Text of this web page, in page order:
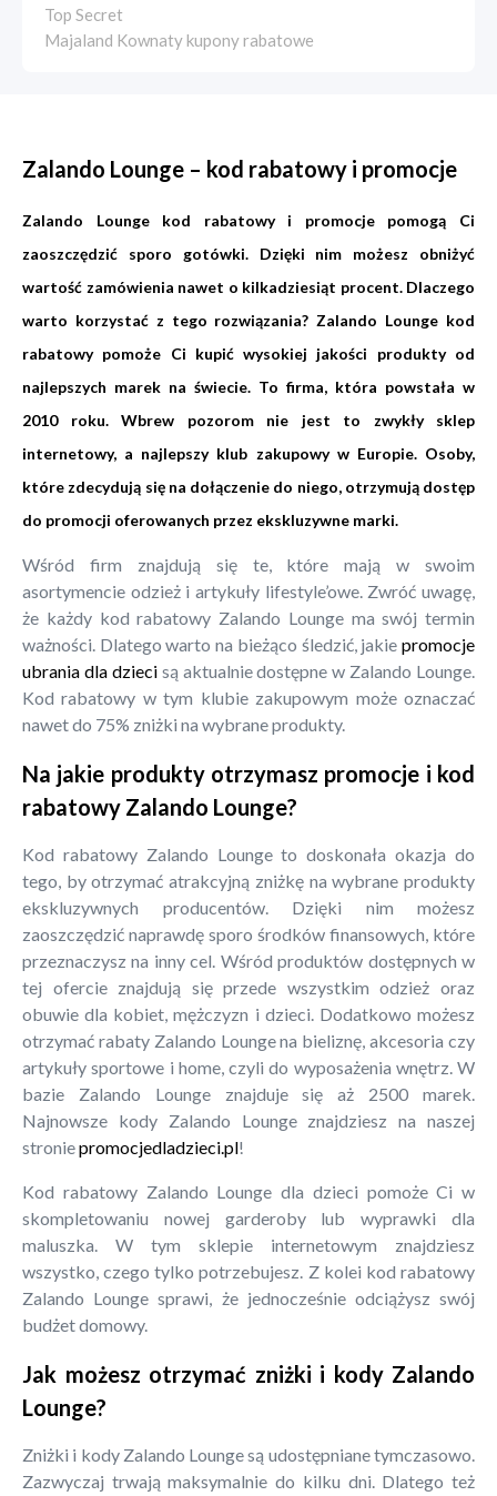
Top Secret
Majaland Kownaty kupony rabatowe
Zalando Lounge – kod rabatowy i promocje
Zalando Lounge kod rabatowy i promocje pomogą Ci
zaoszczędzić sporo gotówki. Dzięki nim możesz obniżyć
wartość zamówienia nawet o kilkadziesiąt procent. Dlaczego
warto korzystać z tego rozwiązania? Zalando Lounge kod
rabatowy pomoże Ci kupić wysokiej jakości produkty od
najlepszych marek na świecie. To firma, która powstała w
2010 roku. Wbrew pozorom nie jest to zwykły sklep
internetowy, a najlepszy klub zakupowy w Europie. Osoby,
które zdecydują się na dołączenie do niego, otrzymują dostęp
do promocji oferowanych przez ekskluzywne marki.
Wśród firm znajdują się te, które mają w swoim
asortymencie odzież i artykuły lifestyle’owe. Zwróć uwagę,
że każdy kod rabatowy Zalando Lounge ma swój termin
ważności. Dlatego warto na bieżąco śledzić, jakie promocje
ubrania dla dziecisą aktualnie dostępne w Zalando Lounge.
Kod rabatowy w tym klubie zakupowym może oznaczać
nawet do 75% zniżki na wybrane produkty.
Na jakie produkty otrzymasz promocje i kod
rabatowy Zalando Lounge?
Kod rabatowy Zalando Lounge to doskonała okazja do
tego, by otrzymać atrakcyjną zniżkę na wybrane produkty
ekskluzywnych producentów. Dzięki nim możesz
zaoszczędzić naprawdę sporo środków finansowych, które
przeznaczysz na inny cel. Wśród produktów dostępnych w
tej ofercie znajdują się przede wszystkim odzież oraz
obuwie dla kobiet, mężczyzn i dzieci. Dodatkowo możesz
otrzymać rabaty Zalando Lounge na bieliznę, akcesoria czy
artykuły sportowe i home, czyli do wyposażenia wnętrz. W
bazie Zalando Lounge znajduje się aż 2500 marek.
Najnowsze kody Zalando Lounge znajdziesz na naszej
stroniepromocjedladzieci.pl!
Kod rabatowy Zalando Lounge dla dzieci pomoże Ci w
skompletowaniu nowej garderoby lub wyprawki dla
maluszka. W tym sklepie internetowym znajdziesz
wszystko, czego tylko potrzebujesz. Z kolei kod rabatowy
Zalando Lounge sprawi, że jednocześnie odciążysz swój
budżet domowy.
Jak możesz otrzymać zniżki i kody Zalando
Lounge?
Zniżki i kody Zalando Lounge są udostępniane tymczasowo.
Zazwyczaj trwają maksymalnie do kilku dni. Dlatego też